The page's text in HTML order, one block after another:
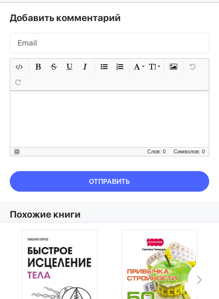
Добавить комментарий
Символов: 0
Слов: 0
ОТПРАВИТЬ
Похожие книги